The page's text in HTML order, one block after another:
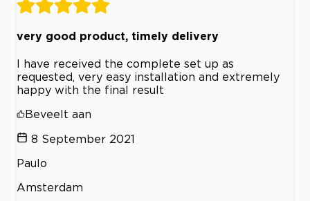
very good product, timely delivery
I have received the complete set up as
requested, very easy installation and extremely
happy with the final result
Beveelt aan
8 September 2021
Paulo
Amsterdam